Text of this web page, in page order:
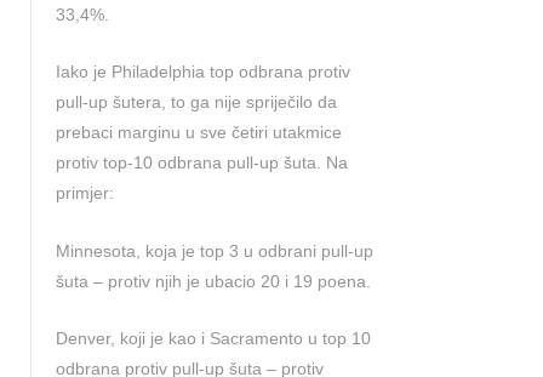
33,4%.
Iako je Philadelphia top odbrana protiv
pull-up šutera, to ga nije spriječilo da
prebaci marginu u sve četiri utakmice
protiv top-10 odbrana pull-up šuta. Na
primjer:
Minnesota, koja je top 3 u odbrani pull-up
šuta – protiv njih je ubacio 20 i 19 poena.
Denver, koji je kao i Sacramento u top 10
odbrana protiv pull-up šuta – protiv